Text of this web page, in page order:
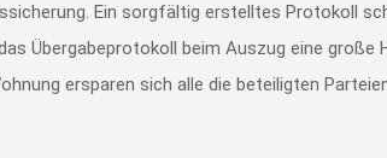
Ein sorgfältig erstelltes Protokoll
Übergabeprotokoll beim Auszug eine große
ersparen sich alle die beteiligten